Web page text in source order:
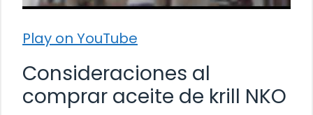
Play on YouTube
Consideraciones al
comprar aceite de krill NKO